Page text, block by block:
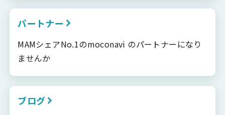
パートナー
MAMシェアNo.1のmoconavi のパートナーになり
ませんか
ブログ